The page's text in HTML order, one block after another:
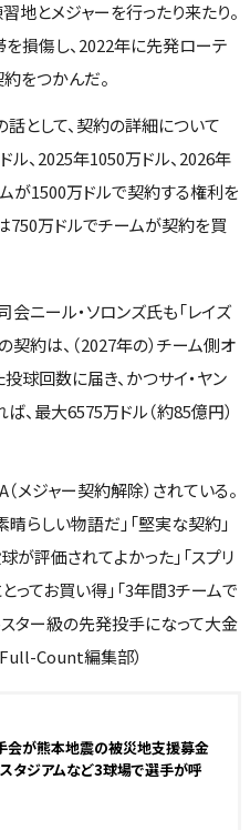
地とメジャーを行ったり来たり。
損傷し、2022年に先発ローテ
をつかんだ。
として、契約の詳細について
ル、2025年1050万ドル、2026年
が1500万ドルで契約する権利を
750万ドルでチームが契約を買
ニール・ソロンズ氏も「レイズ
契約は、（2027年の）チーム側オ
球回数に届き、かつサイ・ヤン
、最大6575万ドル（約85億円）
メジャー契約解除）されている。
晴らしい物語だ」「堅実な契約」
評価されてよかった」「スプリ
ってお買い得」「3年間3チームで
ター級の先発投手になって大金
Full-Count編集部）
会が熊本地震の被災地支援募金
タジアムなど3球場で選手が呼